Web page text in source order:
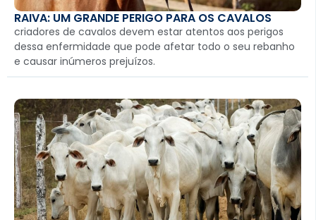
RAIVA: UM GRANDE PERIGO PARA OS CAVALOS
criadores de cavalos devem estar atentos aos perigos
dessa enfermidade que pode afetar todo o seu rebanho
e causar inúmeros prejuízos.